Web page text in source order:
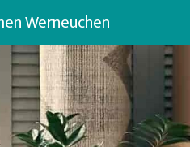
Werneuchen